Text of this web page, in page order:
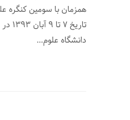
همزمان با سومین کنگره
دانشگاه علوم…